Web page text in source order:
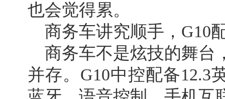
也会觉得累。
商务车讲究顺手，G10
商务车不是炫技的舞台
并存。G10中控配备12.3